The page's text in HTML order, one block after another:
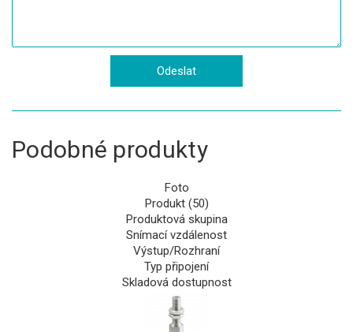
Podobné produkty
Foto
Produkt (50)
Produktová skupina
Snímací vzdálenost
Výstup/Rozhraní
Typ připojení
Skladová dostupnost